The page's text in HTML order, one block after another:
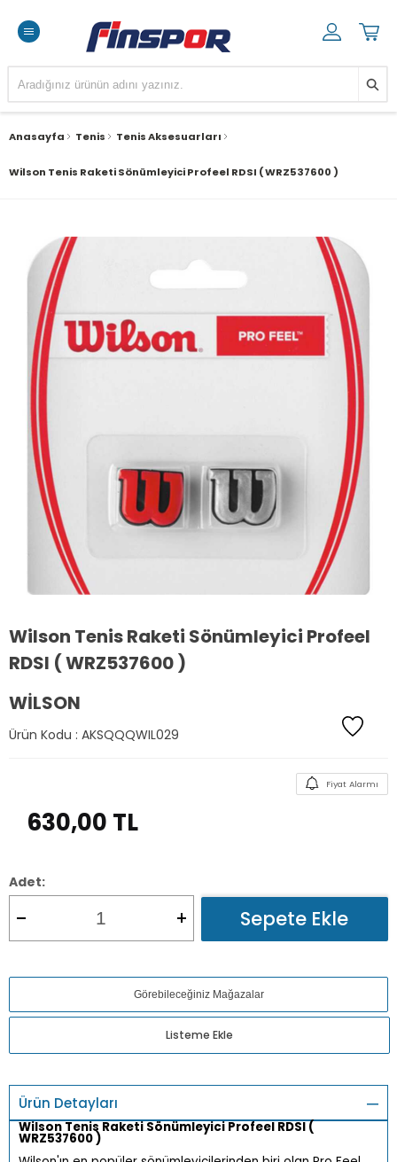
Anasayfa Tenis Tenis Aksesuarları
Wilson Tenis Raketi Sönümleyici Profeel RDSI ( WRZ537600 )
Wilson Tenis Raketi Sönümleyici Profeel
RDSI ( WRZ537600 )
WILSON
Ürün Kodu : AKSQQQWIL029
Fiyat Alarmı
630,00 TL
Adet:
Sepete Ekle
Görebileceğiniz Mağazalar
Listeme Ekle
Ürün Detayları
Wilson Tenis Raketi Sönümleyici Profeel RDSI (
WRZ537600 )